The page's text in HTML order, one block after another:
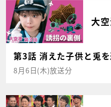
大
第3話 消えた子供と兎を
8月6日(木)放送分